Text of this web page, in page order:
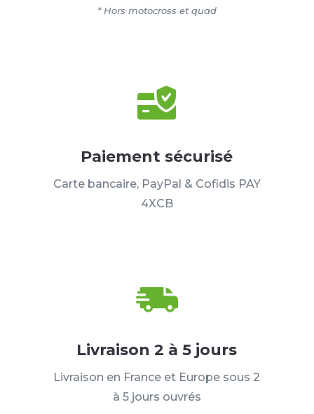
* Hors motocross et quad
Paiement sécurisé
Carte bancaire, PayPal & Cofidis PAY
4XCB
Livraison 2 à 5 jours
Livraison en France et Europe sous 2
à 5 jours ouvrés